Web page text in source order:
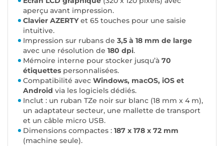
aperçu avant impression.
Clavier AZERTYet 65 touches pour une saisie
intuitive.
Impression sur rubans de 3,5 à 18 mm de large
avec une résolution de 180 dpi.
Mémoire interne pour stocker jusqu’à 70
étiquettes personnalisées.
Compatibilité avec Windows, macOS, iOS et
Android via les logiciels dédiés.
Inclut : un ruban TZe noir sur blanc (18 mm x 4 m),
un adaptateur secteur, une mallette de transport
et un câble micro USB.
Dimensions compactes : 187 x 178 x 72 mm
(machine seule).